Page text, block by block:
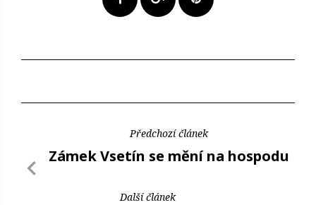
Předchozí článek
Zámek Vsetín se mění na hospodu
Další článek